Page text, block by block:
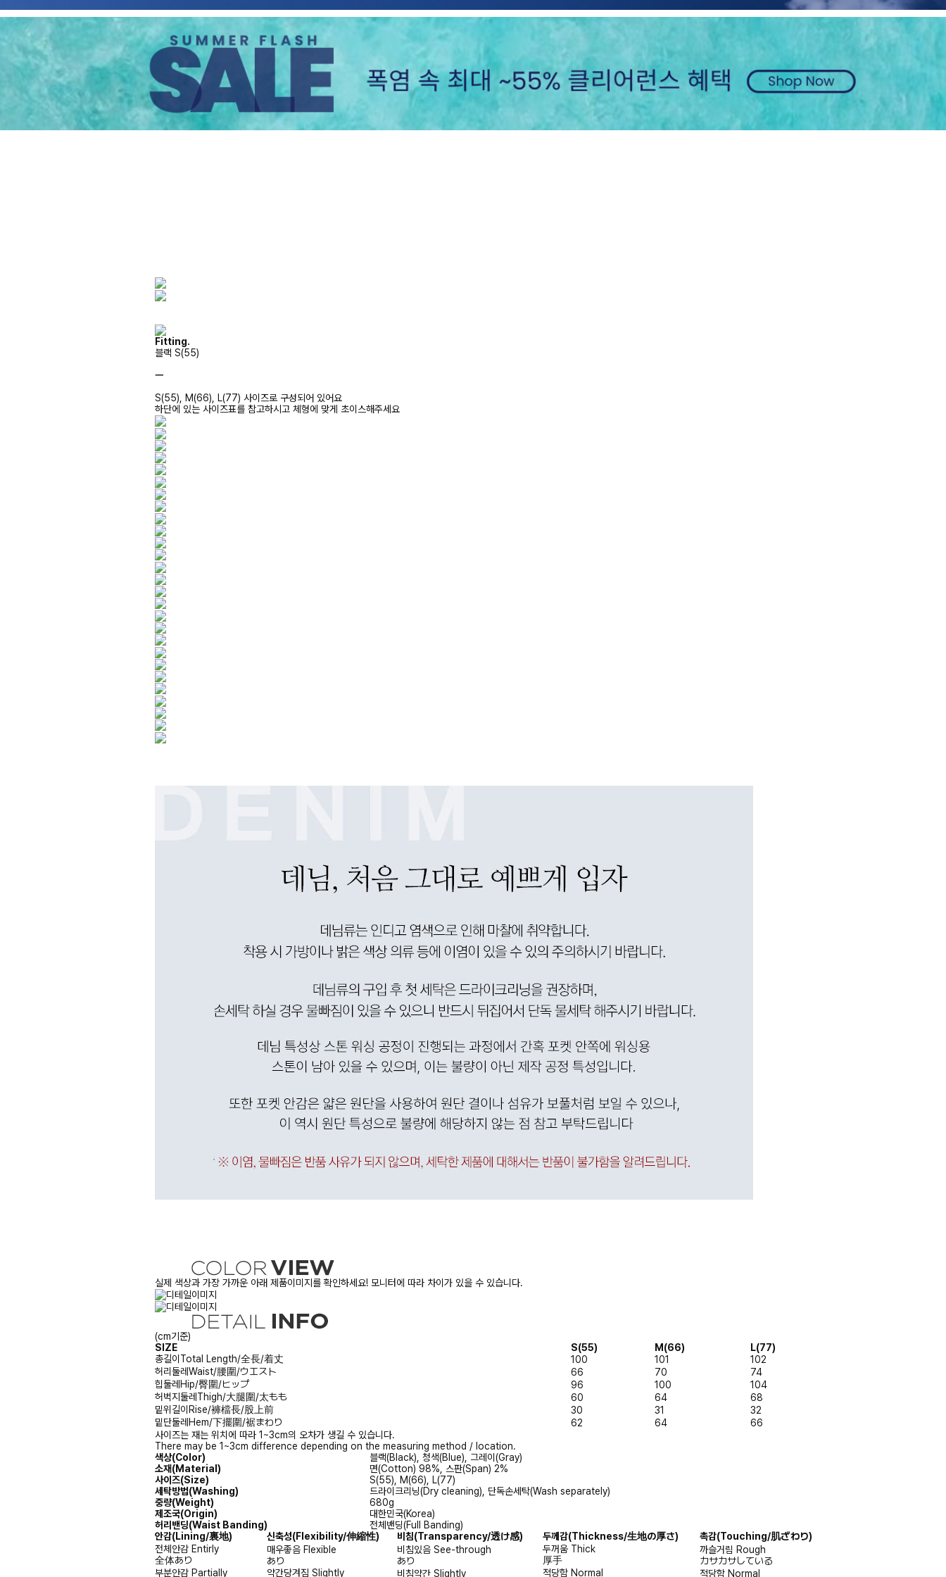
Fitting.
블랙 S(55)
ㅡ
S(55), M(66), L(77) 사이즈로 구성되어 있어요
하단에 있는 사이즈표를 참고하시고 체형에 맞게 초이스해주세요
실제 색상과 가장 가까운 아래 제품이미지를 확인하세요! 모니터에 따라 차이가 있을 수 있습니다.
(cm기준)
SIZE
S(55) M(66)
L(77)
총길이 Total Length/全長/着丈 100 101
102
허리둘레Waist/腰圍/ウエスト 66 70
74
힙둘레 Hip/臀圍/ヒップ 96 100
104
허벅지둘레 Thigh/大腿圍/太もも 60 64
68
밑위길이 Rise/褲檔長/股上前 30 31
32
밑단둘레 Hem/下擺圍/裾まわり 62 64
66
사이즈는 재는 위치에 따라 1~3cm의 오차가 생길 수 있습니다.
There may be 1~3cm difference depending on the measuring method / location.
색상(Color)
블랙(Black), 청색(Blue), 그레이(Gray)
소재(Material)
면(Cotton) 98%, 스판(Span) 2%
사이즈(Size)
S(55), M(66), L(77)
세탁방법(Washing)
드라이크리닝(Dry cleaning), 단독손세탁(Wash separately)
중량(Weight)
680g
제조국(Origin)
대한민국(Korea)
허리밴딩(Waist Banding)
전체밴딩(Full Banding)
안감(Lining/裏地) 신축성(Flexibility/伸縮性) 비침(Transparency/透け感) 두께감(Thickness/生地の厚さ) 촉감(Touching/肌ざわり)
전체안감 Entirly
全体あり
매우좋음 Flexible
あり
비침있음 See-through
あり
두꺼움 Thick
厚手
까슬거림 Rough
カサカサしている
부분안감 Partially 약간당겨짐 Slightly 비침약간 Slightly 적당함 Normal 적당함 Normal